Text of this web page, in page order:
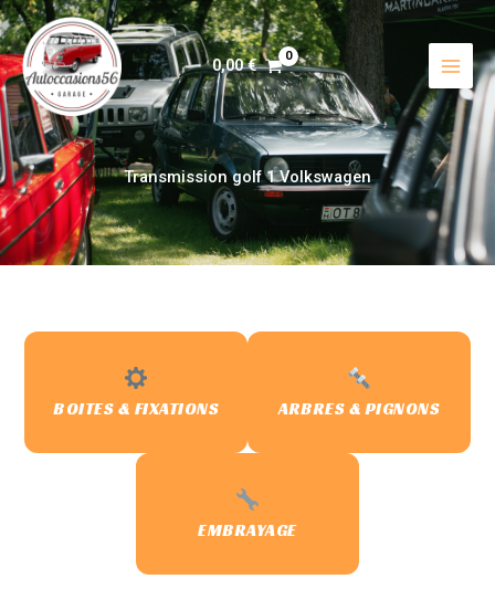
Aller
au
contenu
0,00€
Transmission golf 1 Volkswagen
BOITES & FIXATIONS ARBRES & PIGNONS
EMBRAYAGE